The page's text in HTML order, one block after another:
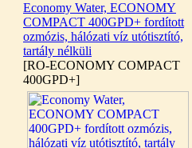
Economy Water, ECONOMY
COMPACT 400GPD+ fordított
ozmózis, hálózati víz utótisztító,
tartály nélküli
[RO-ECONOMY COMPACT
400GPD+]